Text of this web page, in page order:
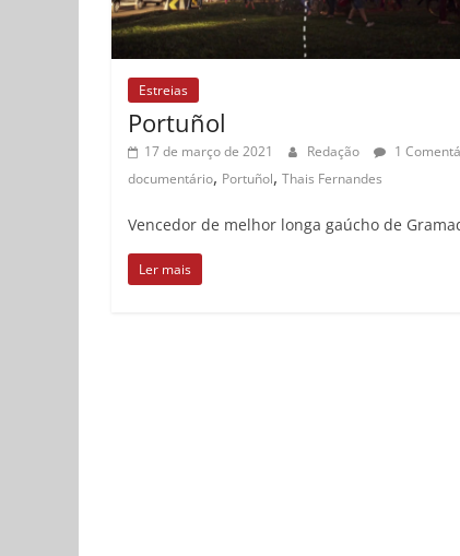
Estreias
Portuñol
17 de março de 2021 Redação
1
documentário, Portuñol, Thais Fernandes
Vencedor de melhor longa gaúcho de
Ler mais